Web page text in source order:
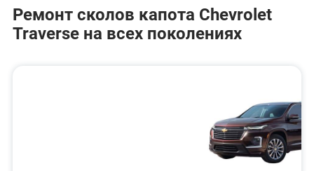
Ремонт сколов капота Chevrolet
Traverse на всех поколениях